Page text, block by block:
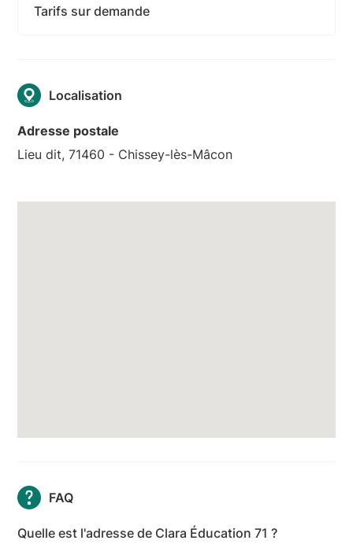
Tarifs sur demande
Localisation
Adresse postale
Lieu dit, 71460 - Chissey-lès-Mâcon
FAQ
Quelle est l'adresse de Clara Éducation 71 ?